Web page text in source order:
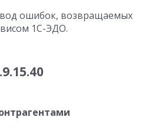
ошибок, возвращаемых
1С-ЭДО.